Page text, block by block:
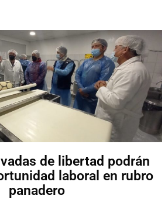
de libertad podrán
laboral en rubro
panadero